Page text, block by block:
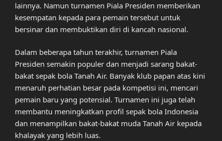
lainnya. Namun turnamen Piala Presiden memberikan
kesempatan kepada para pemain tersebut untuk
bersinar dan membuktikan diri di kancah nasional.
Dalam beberapa tahun terakhir, turnamen Piala
Presiden semakin populer dan menjadi sarang bakat-
bakat sepak bola Tanah Air. Banyak klub papan atas kini
menaruh perhatian besar pada kompetisi ini, mencari
pemain baru yang potensial. Turnamen ini juga telah
membantu meningkatkan profil sepak bola Indonesia
dan menampilkan bakat-bakat muda Tanah Air kepada
khalayak yang lebih luas.